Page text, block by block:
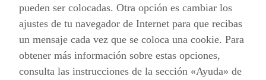
pueden ser colocadas. Otra opción es cambiar los
ajustes de tu navegador de Internet para que recibas
un mensaje cada vez que se coloca una cookie. Para
obtener más información sobre estas opciones,
consulta las instrucciones de la sección «Ayuda» de